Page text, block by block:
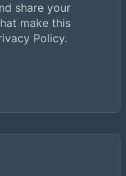
share your
make this
Policy.